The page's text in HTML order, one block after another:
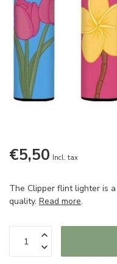
€5,50 Incl. tax
The Clipper flint lighter is
quality. Read more.